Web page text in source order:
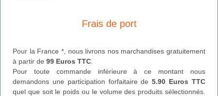
Frais de port
Pour la France *, nous livrons nos marchandises gratuitement
à partir de 99 Euros TTC
Pour toute commande inférieure à ce montant nous
demandons une participation forfaitaire de5.90 Euros TTC
quel que soit le poids ou le volume des produits sélectionnés.